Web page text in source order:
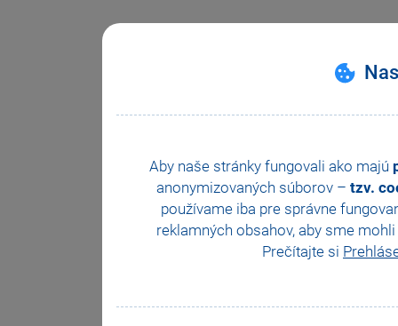
Aby naše stránky fungovali ako majú
anonymizovaných súborov – tzv.
používame iba pre správne
reklamných obsahov, aby sme
Prečítajte si